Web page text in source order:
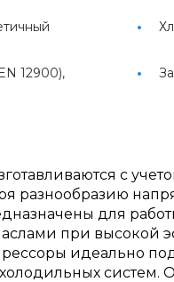
12900),
с
разнообразию
для
при высокой
идеально
холодильных